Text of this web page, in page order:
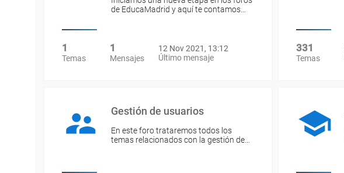
de EducaMadrid y aquí te contamos…
1
Temas
1
Mensajes
12 Nov 2021, 13:12
Último mensaje
331
Temas
Gestión de usuarios
En este foro trataremos todos los
temas relacionados con la gestión de…